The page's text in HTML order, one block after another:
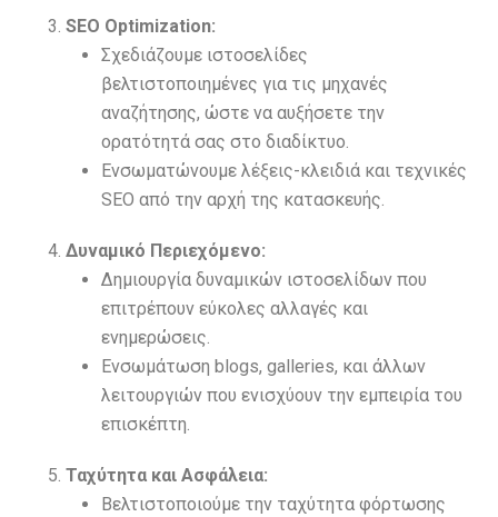
SEO Optimization:
Σχεδιάζουμε ιστοσελίδες
βελτιστοποιημένες για τις μηχανές
αναζήτησης, ώστε να αυξήσετε την
ορατότητά σας στο διαδίκτυο.
Ενσωματώνουμε λέξεις-κλειδιά και τεχνικές
SEO από την αρχή της κατασκευής.
Δυναμικό Περιεχόμενο:
Δημιουργία δυναμικών ιστοσελίδων που
επιτρέπουν εύκολες αλλαγές και
ενημερώσεις.
Ενσωμάτωση blogs, galleries, και άλλων
λειτουργιών που ενισχύουν την εμπειρία του
επισκέπτη.
Ταχύτητα και Ασφάλεια:
Βελτιστοποιούμε την ταχύτητα φόρτωσης